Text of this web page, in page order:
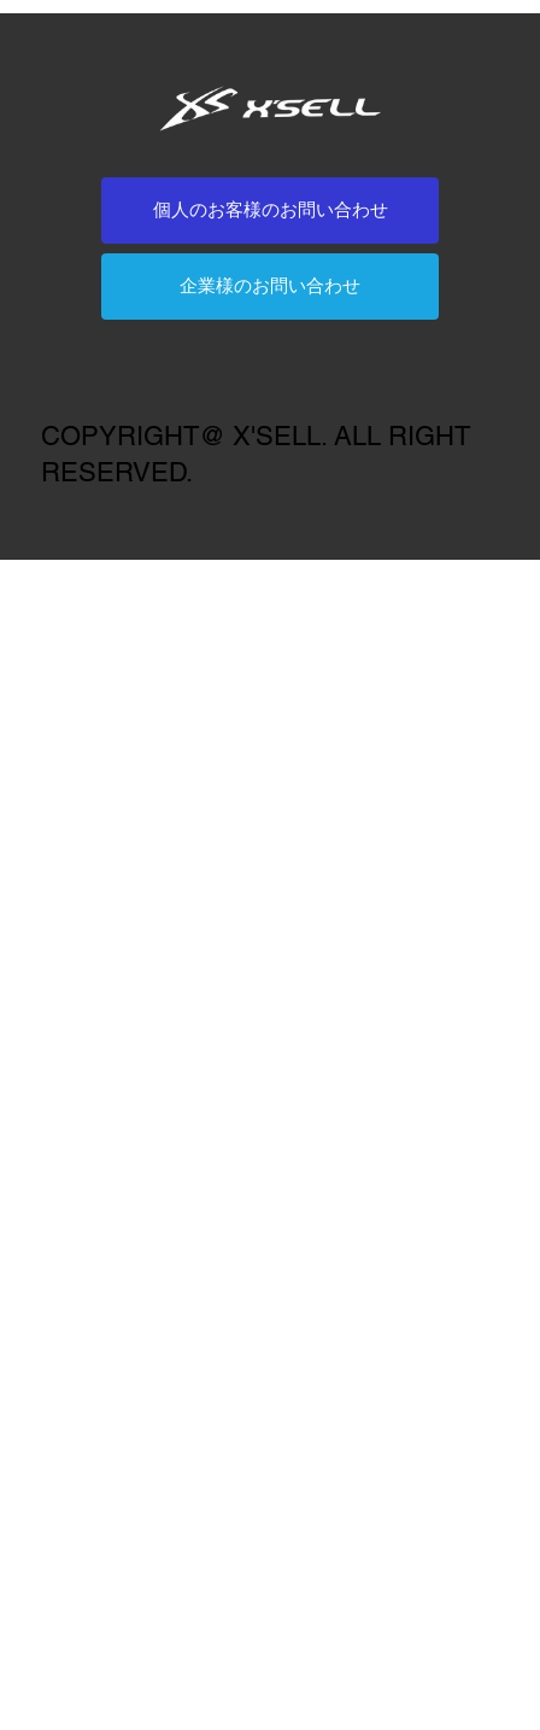
COPYRIGHT@ X'SELL. ALL RIGHT
RESERVED.
個人のお客様のお問い合わせ
企業様のお問い合わせ